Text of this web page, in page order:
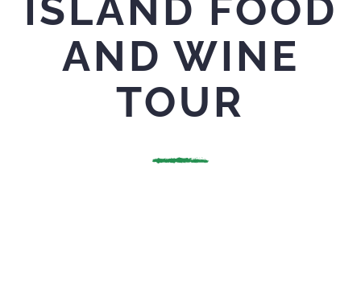
ISLAND FOOD
AND WINE
TOUR